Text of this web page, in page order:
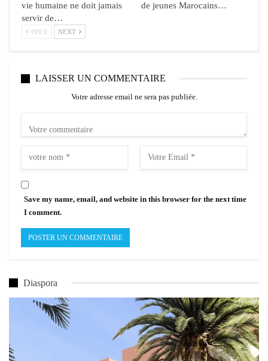
vie humaine ne doit jamais
servir de…
de jeunes Marocains…
PREV NEXT
LAISSER UN COMMENTAIRE
Votre adresse email ne sera pas publiée.
Save my name, email, and website in this browser for the next time
I comment.
Diaspora